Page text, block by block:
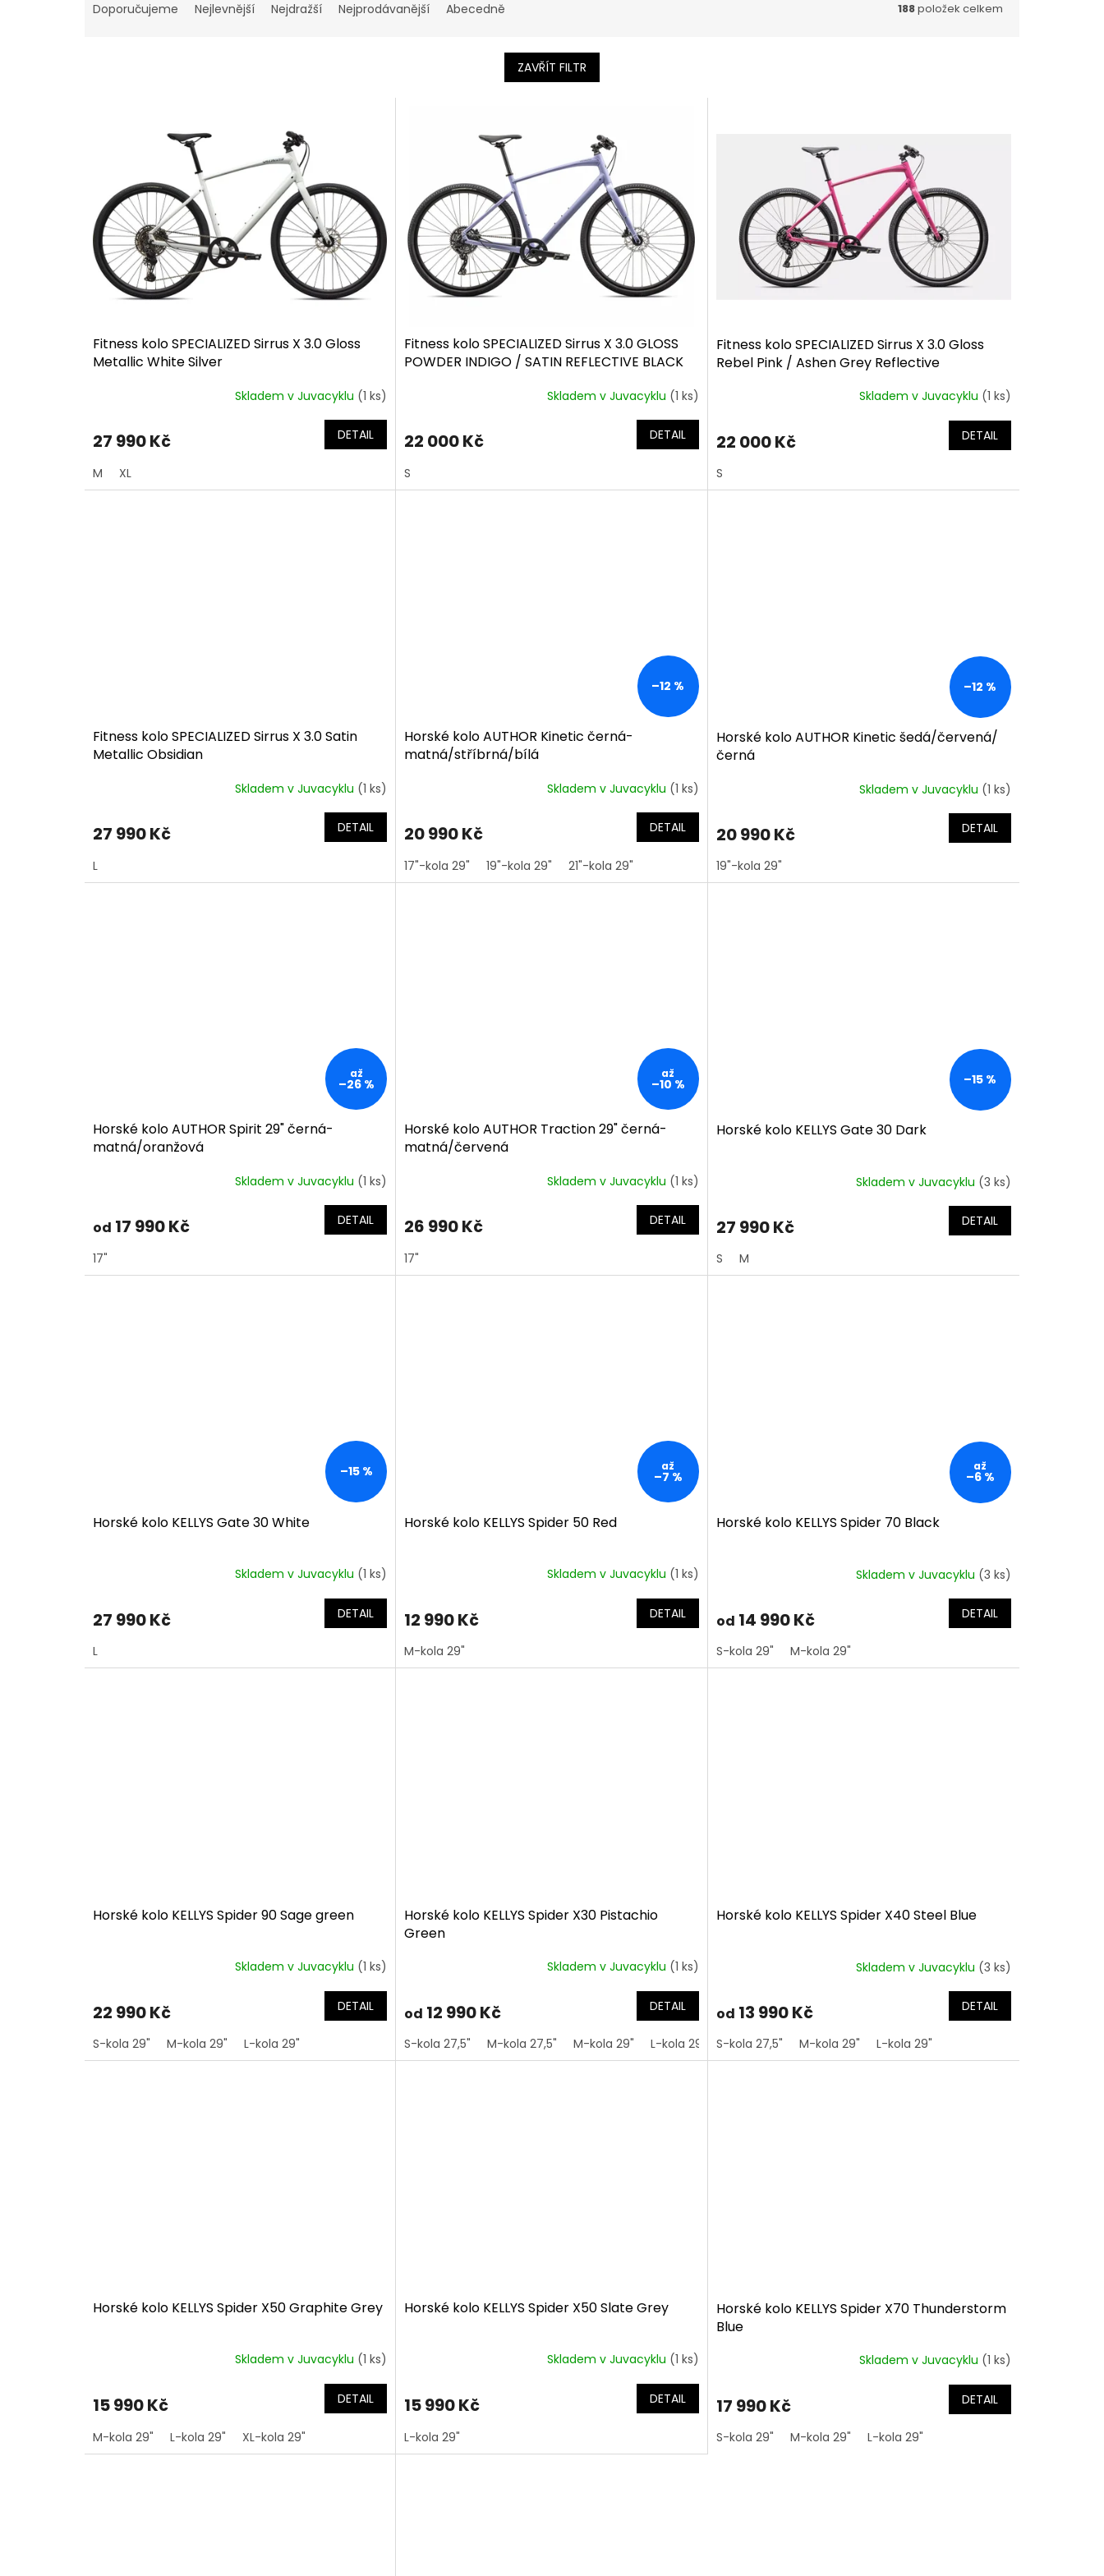
aDoporučujeme Nejlevnější Nejdražší Nejprodávanější Abecedně 188položek celkem
ZAVŘÍT FILTR
o
d
Fitness kolo SPECIALIZED Sirrus X 3.0 Gloss
Metallic White Silver
Skladem v Juvacyklu (1 ks)
27 990 Kč DETAIL
M XL
Fitness kolo SPECIALIZED Sirrus X 3.0 GLOSS
POWDER INDIGO / SATIN REFLECTIVE BLACK
Skladem v Juvacyklu (1 ks)
22 000 Kč DETAIL
S
Fitness kolo SPECIALIZED Sirrus X 3.0 Gloss
Rebel Pink / Ashen Grey Reflective
Skladem v Juvacyklu (1 ks)
22 000 Kč DETAIL
S
Fitness kolo SPECIALIZED Sirrus X 3.0 Satin
Metallic Obsidian
Skladem v Juvacyklu (1 ks)
27 990 Kč DETAIL
L
–12 %
Horské kolo AUTHOR Kinetic černá-
matná/stříbrná/bílá
Skladem v Juvacyklu (1 ks)
20 990 Kč DETAIL
17"-kola 29" 19"-kola 29" 21"-kola 29"
–12 %
Horské kolo AUTHOR Kinetic šedá/červená/
černá
Skladem v Juvacyklu (1 ks)
20 990 Kč DETAIL
19"-kola 29"
až
–26 %
Horské kolo AUTHOR Spirit 29" černá-
matná/oranžová
Skladem v Juvacyklu (1 ks)
od 17 990 Kč DETAIL
17"
až
–10 %
Horské kolo AUTHOR Traction 29" černá-
matná/červená
Skladem v Juvacyklu (1 ks)
26 990 Kč DETAIL
17"
–15 %
Horské kolo KELLYS Gate 30 Dark
Skladem v Juvacyklu (3 ks)
27 990 Kč DETAIL
S M
–15 %
Horské kolo KELLYS Gate 30 White
Skladem v Juvacyklu (1 ks)
27 990 Kč DETAIL
L
až
–7 %
Horské kolo KELLYS Spider 50 Red
Skladem v Juvacyklu (1 ks)
12 990 Kč DETAIL
M-kola 29"
až
–6 %
Horské kolo KELLYS Spider 70 Black
je
z
5
Skladem v Juvacyklu (3 ks)
od 14 990 Kč DETAIL
S-kola 29" M-kola 29"
Horské kolo KELLYS Spider 90 Sage green
Skladem v Juvacyklu (1 ks)
22 990 Kč DETAIL
S-kola 29" M-kola 29" L-kola 29"
Horské kolo KELLYS Spider X30 Pistachio
Green
Skladem v Juvacyklu (1 ks)
od 12 990 Kč DETAIL
S-kola 27,5" M-kola 27,5" M-kola 29" L-kola 29"
Horské kolo KELLYS Spider X40 Steel Blue
Skladem v Juvacyklu (3 ks)
od 13 990 Kč DETAIL
S-kola 27,5" M-kola 29" L-kola 29"
Horské kolo KELLYS Spider X50 Graphite Grey
Skladem v Juvacyklu (1 ks)
15 990 Kč DETAIL
M-kola 29" L-kola 29" XL-kola 29"
Horské kolo KELLYS Spider X50 Slate Grey
Skladem v Juvacyklu (1 ks)
15 990 Kč DETAIL
L-kola 29"
Horské kolo KELLYS Spider X70 Thunderstorm
Blue
Skladem v Juvacyklu (1 ks)
17 990 Kč DETAIL
S-kola 29" M-kola 29" L-kola 29"